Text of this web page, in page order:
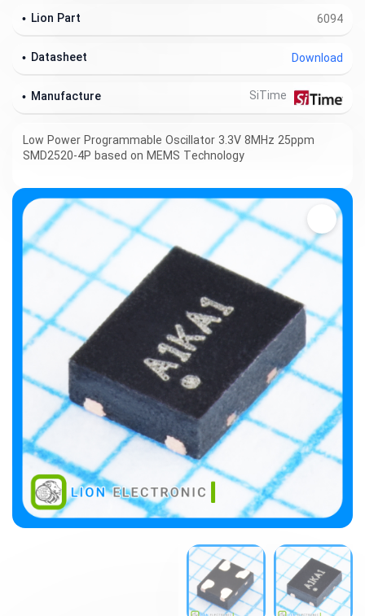
6094
Lion Part
Download
Datasheet
Manufacture
Low Power Programmable Oscillator 3.3V 8MHz 25ppm
SMD2520-4P based on MEMS Technology